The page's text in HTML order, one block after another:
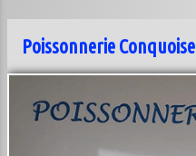
Poissonnerie Conquoise